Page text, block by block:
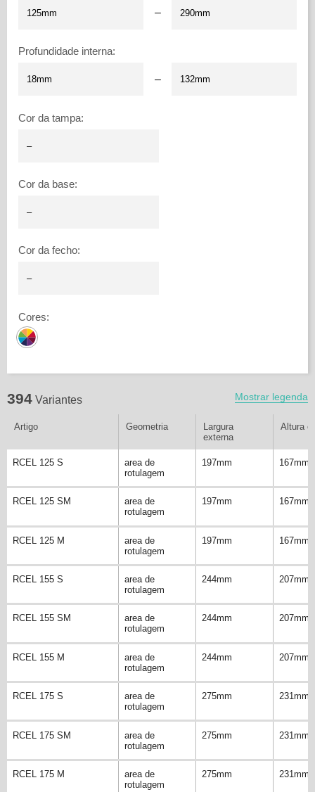
–
Profundidade interna:
–
Cor da tampa:
Cor da base:
Cor da fecho:
Cores:
394 Variantes Mostrar legenda
Artigo Geometria
Largura
externa
Altura
RCEL 125 S
area de
rotulagem
197mm 167mm
RCEL 125 SM
area de
rotulagem
197mm 167mm
RCEL 125 M
area de
rotulagem
197mm 167mm
RCEL 155 S
area de
rotulagem
244mm 207mm
RCEL 155 SM
area de
rotulagem
244mm 207mm
RCEL 155 M
area de
rotulagem
244mm 207mm
RCEL 175 S
area de
rotulagem
275mm 231mm
RCEL 175 SM
area de
rotulagem
275mm 231mm
RCEL 175 M
area de
rotulagem
275mm 231mm